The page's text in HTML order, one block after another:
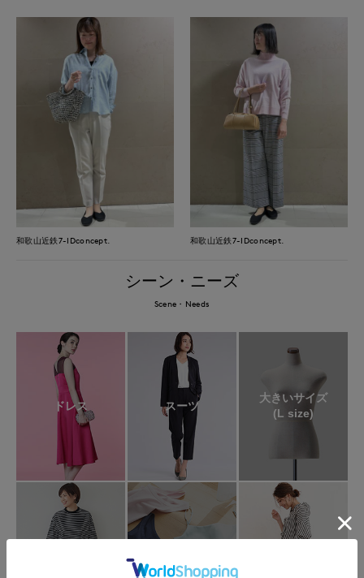
和歌山近鉄7-IDconcept. 和歌山近鉄7-IDconcept.
シーン・ニーズ
Scene・Needs
ドレス スーツ
大きいサイズ
(L size)
インナー